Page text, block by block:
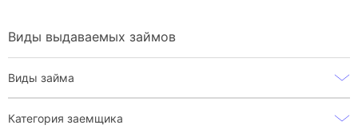
Виды выдаваемых займов
Виды займа
Категория заемщика